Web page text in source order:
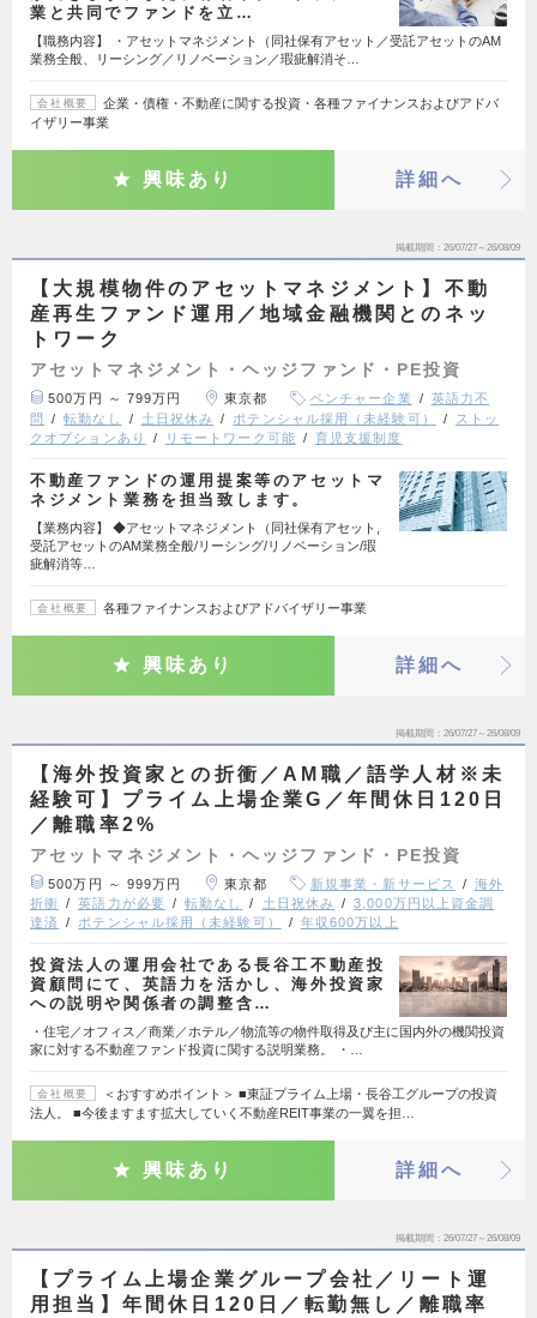
業と共同でファンドを立…
【職務内容】 ・アセットマネジメント（同社保有アセット／受託アセットのAM
業務全般、リーシング／リノベーション／瑕疵解消そ…
会社概要
企業・債権・不動産に関する投資・各種ファイナンスおよびアドバ
イザリー事業
興味あり 詳細へ
掲載期間 26/07/27～26/08/09
【大規模物件のアセットマネジメント】不動
産再生ファンド運用／地域金融機関とのネッ
トワーク
アセットマネジメント・ヘッジファンド・PE投資
500万円 ～ 799万円 東京都 ベンチャー企業
英語力不
問
転勤なし 土日祝休み ポテンシャル採用（未経験可）
ストッ
クオプションあり
リモートワーク可能 育児支援制度
不動産ファンドの運用提案等のアセットマ
ネジメント業務を担当致します。
【業務内容】 ◆アセットマネジメント（同社保有アセット,
受託アセットのAM業務全般/リーシング/リノベーション/瑕
疵解消等…
会社概要 各種ファイナンスおよびアドバイザリー事業
興味あり 詳細へ
掲載期間 26/07/27～26/08/09
【海外投資家との折衝／AM職／語学人材※未
経験可】プライム上場企業G／年間休日120日
／離職率2%
アセットマネジメント・ヘッジファンド・PE投資
500万円 ～ 999万円 東京都 新規事業・新サービス
海外
折衝
英語力が必要 転勤なし 土日祝休み
3,000万円以上資金調
達済
ポテンシャル採用（未経験可） 年収600万以上
投資法人の運用会社である長谷工不動産投
資顧問にて、英語力を活かし、海外投資家
への説明や関係者の調整含…
・住宅／オフィス／商業／ホテル／物流等の物件取得及び主に国内外の機関投資
家に対する不動産ファンド投資に関する説明業務。 ・…
会社概要
＜おすすめポイント＞ ■東証プライム上場・長谷工グループの投資
法人。 ■今後ますます拡大していく不動産REIT事業の一翼を担…
興味あり 詳細へ
掲載期間 26/07/27～26/08/09
【プライム上場企業グループ会社／リート運
用担当】年間休日120日／転勤無し／離職率